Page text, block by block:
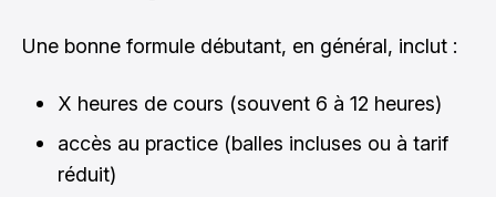
Une bonne formule débutant, en général, inclut :
X heures de cours (souvent 6 à 12 heures)
accès au practice (balles incluses ou à tarif
réduit)